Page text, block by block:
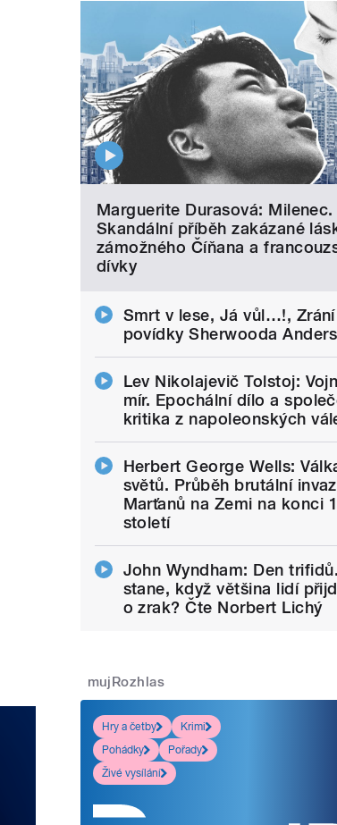
Marguerite Durasová: Milenec.
Skandální příběh zakázané
zámožného Číňana a
dívky
Smrt v lese, Já vůl…!,
povídky Sherwooda
Lev Nikolajevič Tolstoj:
mír. Epochální dílo a
kritika z napoleonských
Herbert George Wells:
světů. Průběh brutální
Marťanů na Zemi na konci
století
John Wyndham: Den
stane, když většina lidí
o zrak? Čte Norbert Lichý
mujRozhlas
Hry a četby
Krimi
Pohádky
Pořady
Živé vysílání